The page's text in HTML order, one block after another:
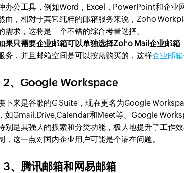
办公工具，例如Word，Excel，PowerPoint和企业
而，相对于其它纯粹的邮箱服务来说，Zoho
需求，这将是一个不错的综合考量选择。
果只需要企业邮箱可以单独选择Zoho Mail企业邮箱
务，并且邮箱空间是可以按需购买的，这样企业邮
Google Workspace
来是谷歌的G Suite，现在更名为Google
如Gmail,Drive,Calendar和Meet等。Google
别是其强大的搜索和分类功能，极大地提升了工作
，这一点对国内企业用户可能是个潜在问题。
腾讯邮箱和网易邮箱